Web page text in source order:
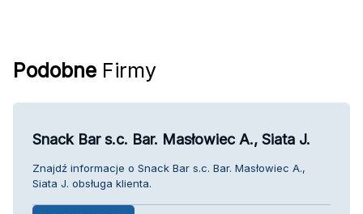
Podobne Firmy
Snack Bar s.c. Bar. Masłowiec A., Siata J.
Znajdź informacje o Snack Bar s.c. Bar. Masłowiec A.,
Siata J. obsługa klienta.